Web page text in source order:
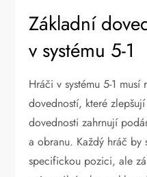
Základní
v systému 5-1
Hráči v systému 5-1
dovedností, které
dovednosti zahrnují
a obranu. Každý hráč by
specifickou pozici, ale